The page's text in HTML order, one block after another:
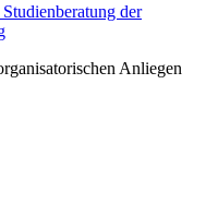
Anliegen